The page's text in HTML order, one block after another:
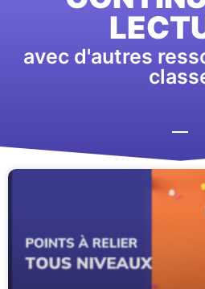
avec d'autres